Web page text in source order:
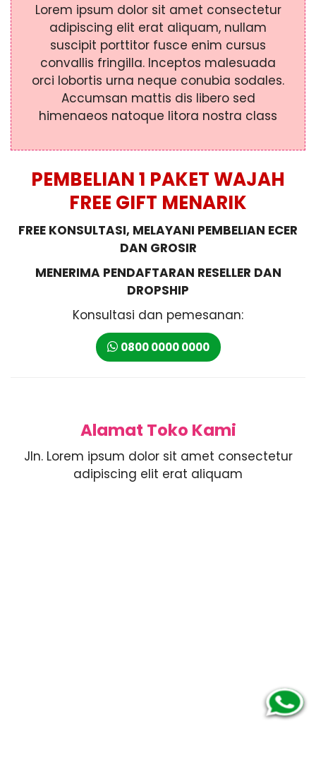
Lorem ipsum dolor sit amet consectetur
adipiscing elit erat aliquam, nullam
suscipit porttitor fusce enim cursus
convallis fringilla. Inceptos malesuada
orci lobortis urna neque conubia sodales.
Accumsan mattis dis libero sed
himenaeos natoque litora nostra class
PEMBELIAN 1 PAKET WAJAH
FREE GIFT MENARIK
FREE KONSULTASI, MELAYANI PEMBELIAN ECER
DAN GROSIR
MENERIMA PENDAFTARAN RESELLER DAN
DROPSHIP
Konsultasi dan pemesanan:
0800 0000 0000
Alamat Toko Kami
Jln. Lorem ipsum dolor sit amet consectetur
adipiscing elit erat aliquam